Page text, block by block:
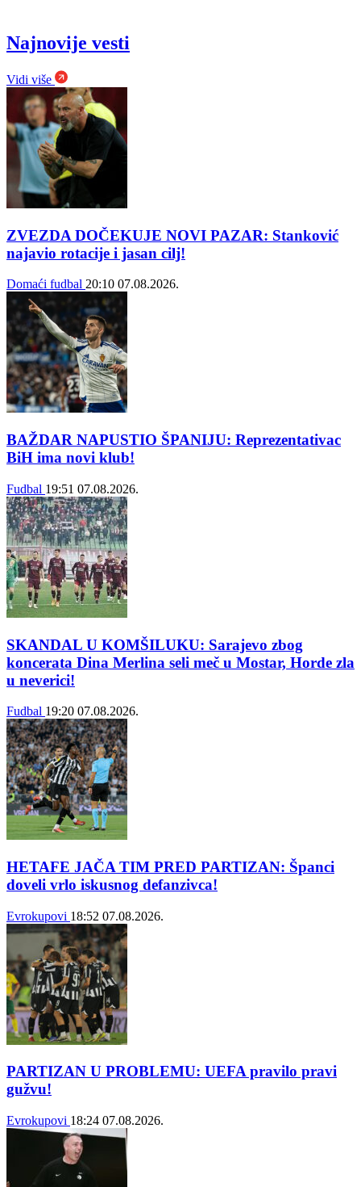
Najnovije vesti
Vidi više
ZVEZDA DOČEKUJE NOVI PAZAR: Stanković
najavio rotacije i jasan cilj!
Domaći fudbal 20:10 07.08.2026.
BAŽDAR NAPUSTIO ŠPANIJU: Reprezentativac
BiH ima novi klub!
Fudbal 19:51 07.08.2026.
SKANDAL U KOMŠILUKU: Sarajevo zbog
koncerata Dina Merlina seli meč u Mostar, Horde zla
u neverici!
Fudbal 19:20 07.08.2026.
HETAFE JAČA TIM PRED PARTIZAN: Španci
doveli vrlo iskusnog defanzivca!
Evrokupovi 18:52 07.08.2026.
PARTIZAN U PROBLEMU: UEFA pravilo pravi
gužvu!
Evrokupovi 18:24 07.08.2026.